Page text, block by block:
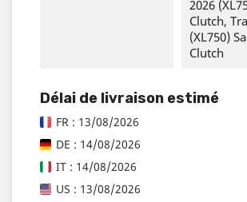
2026
Clutch,
(XL750)
Clutch
Délai de livraison estimé
FR : 13/08/2026
DE : 14/08/2026
IT : 14/08/2026
US : 13/08/2026